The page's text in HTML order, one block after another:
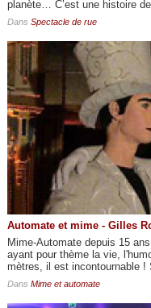
planète… C’est une histoire
Dans Spectacle de rue
Automate et mime - Gilles
Mime-Automate depuis 15
ayant pour thème la vie,
mètres, il est incontournable !
Dans Mime et automate